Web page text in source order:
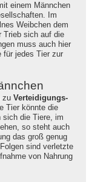
einem Männchen
Im
Weibchen dem
Trieb sich auf die
muss auch hier
für jedes Tier zur
zu Verteidigungs-
Tier könnte die
sich die Tiere, im
so steht auch
das groß genug
sind verletzte
von Nahrung